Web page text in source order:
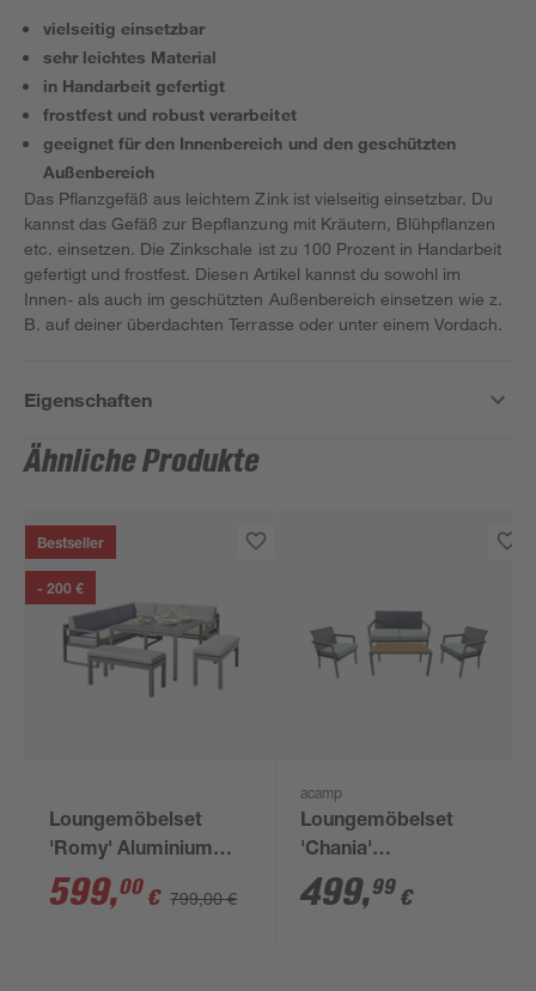
vielseitig einsetzbar
sehr leichtes Material
in Handarbeit gefertigt
frostfest und robust verarbeitet
geeignet für den Innenbereich und den geschützten
Außenbereich
Das Pflanzgefäß aus leichtem Zink ist vielseitig einsetzbar. Du
kannst das Gefäß zur Bepflanzung mit Kräutern, Blühpflanzen
etc. einsetzen. Die Zinkschale ist zu 100 Prozent in Handarbeit
gefertigt und frostfest. Diesen Artikel kannst du sowohl im
Innen- als auch im geschützten Außenbereich einsetzen wie z.
B. auf deiner überdachten Terrasse oder unter einem Vordach.
Eigenschaften
Ähnliche Produkte
Bestseller
- 200 €
Loungemöbelset
'Romy' Aluminium
hellgrau 5-teilig
599,00 € 799,00 €
acamp
Loungemöbelset
'Chania'
Stahl/Polywood grau
4-teilig
499,99 €